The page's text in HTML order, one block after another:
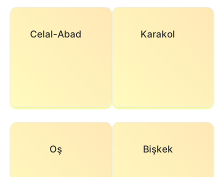
Celal-Abad Karakol
Oş Bişkek